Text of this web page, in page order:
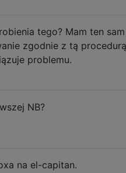
tego? Mam ten sam
zgodnie z tą procedurą
problemu.
NB?
na el-capitan.